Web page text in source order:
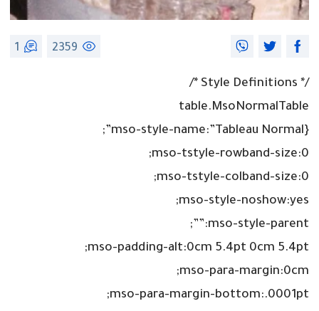
2359
1
/* Style Definitions */
table.MsoNormalTable
{mso-style-name:”Tableau Normal”;
mso-tstyle-rowband-size:0;
mso-tstyle-colband-size:0;
mso-style-noshow:yes;
mso-style-parent:””;
mso-padding-alt:0cm 5.4pt 0cm 5.4pt;
mso-para-margin:0cm;
mso-para-margin-bottom:.0001pt;